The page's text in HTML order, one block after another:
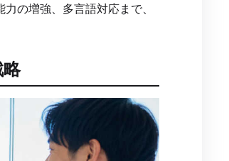
の増強、多言語対応まで、